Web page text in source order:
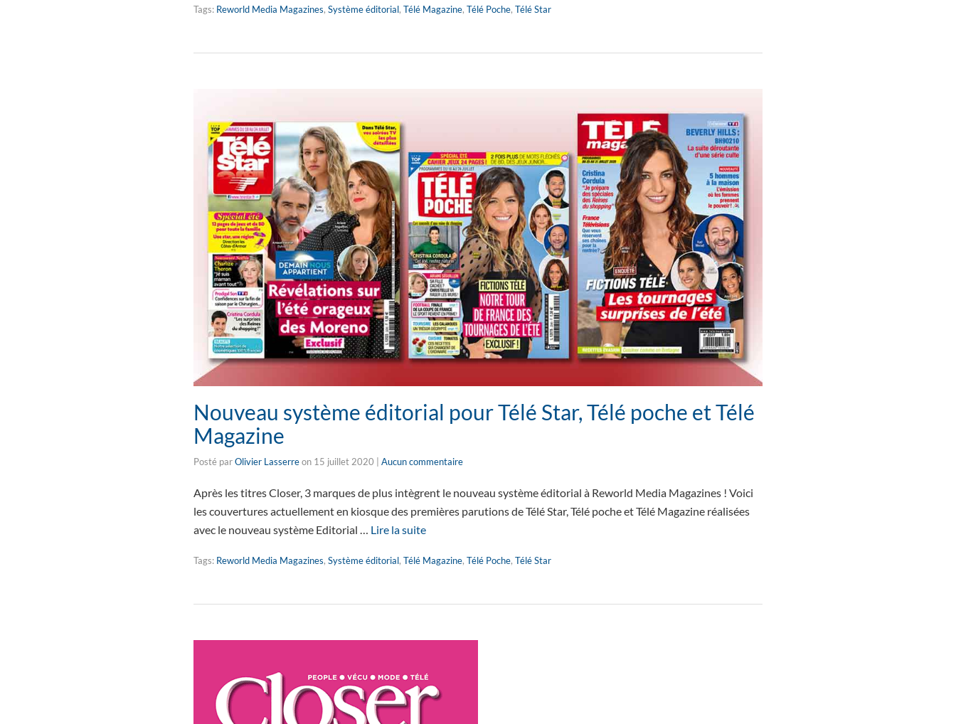
Tags: Reworld Media Magazines, Système éditorial, Télé Magazine, Télé Poche, Télé Star
Nouveau système éditorial pour Télé Star, Télé poche et Télé
Magazine
Posté parOlivier Lasserreon 15 juillet 2020 Aucun commentaire
Après les titres Closer, 3 marques de plus intègrent le nouveau système éditorial à Reworld Media Magazines ! Voici
les couvertures actuellement en kiosque des premières parutions de Télé Star, Télé poche et Télé Magazine réalisées
avec le nouveau système Editorial … Lire la suite
Tags: Reworld Media Magazines, Système éditorial, Télé Magazine, Télé Poche, Télé Star